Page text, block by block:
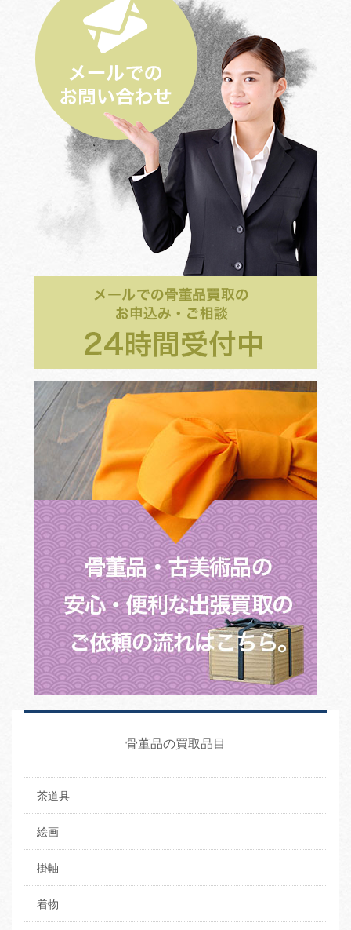
骨董品の買取品目
茶道具
絵画
掛軸
着物